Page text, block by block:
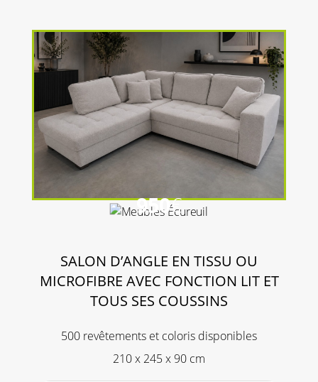
950€
SALON D’ANGLE EN TISSU OU
MICROFIBRE AVEC FONCTION LIT ET
TOUS SES COUSSINS
500 revêtements et coloris disponibles
210 x 245 x 90 cm